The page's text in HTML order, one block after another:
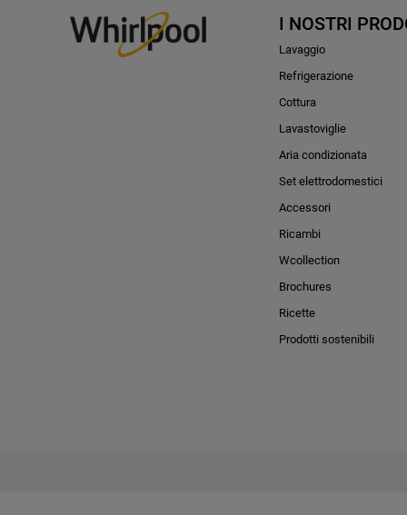
I NOSTRI
Lavaggio
Refrigerazione
Cottura
Lavastoviglie
Aria condizionata
Set elettrodomestici
Accessori
Ricambi
Wcollection
Brochures
Ricette
Prodotti sostenibili